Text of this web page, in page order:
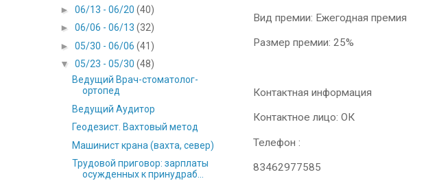
Вид премии: Ежегодная премия
Размер премии: 25%
Контактная информация
Контактное лицо: ОК
Телефон :
83462977585
► 06/13 - 06/20 (40)
► 06/06 - 06/13 (32)
► 05/30 - 06/06 (41)
▼ 05/23 - 05/30 (48)
Ведущий Врач-стоматолог-
ортопед
Ведущий Аудитор
Геодезист. Вахтовый метод
Машинист крана (вахта, север)
Трудовой приговор: зарплаты
осужденных к принудраб...